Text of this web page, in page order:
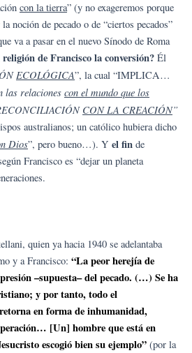
con la tierra” (y no exageremos porque
noción de pecado o de “ciertos pecados”
va a pasar en el nuevo Sínodo de Roma
religión de Francisco la conversión? Él
ECOLÓGICA”, la cual “IMPLICA…
las relaciones con el mundo que los
CON LA CREACIÓN”
australianos; un católico hubiera dicho
Dios”, pero bueno…). Y el fin de
Francisco es “dejar un planeta
quien ya hacia 1940 se adelantaba
y a Francisco: “La peor herejía de
–supuesta– del pecado. (…) Se ha
y por tanto, todo el
en forma de inhumanidad,
[Un] hombre que está en
escogió bien su ejemplo” (por la